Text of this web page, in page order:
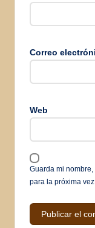
Correo
Web
Guarda mi
para la próxima vez